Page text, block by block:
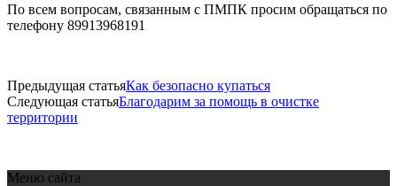
По всем вопросам, связанным с ПМПК просим обращаться по
телефону 89913968191
Предыдущая статьяКак безопасно купаться
Следующая статьяБлагодарим за помощь в очистке
территории
Меню сайта